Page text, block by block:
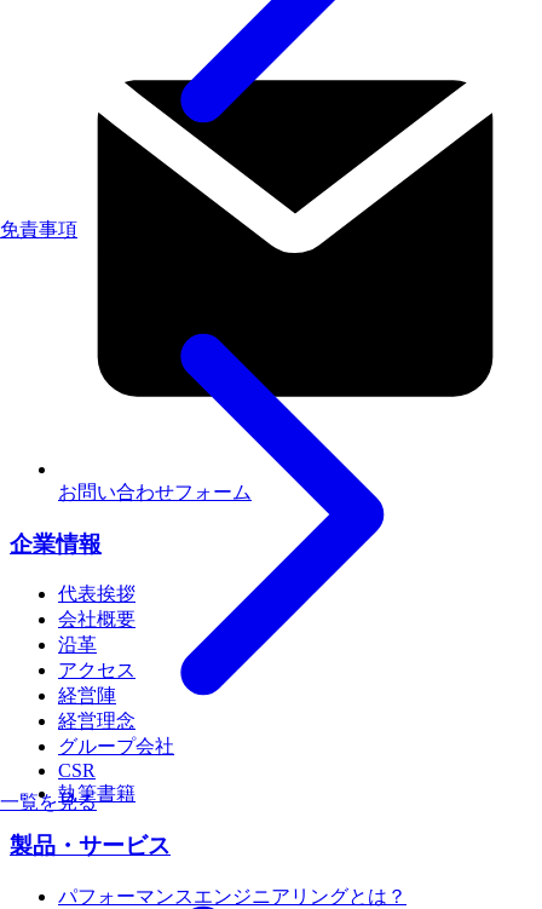
免責事項
一覧を見る
お問い合わせフォーム
企業情報
代表挨拶
会社概要
沿革
アクセス
経営陣
経営理念
グループ会社
CSR
執筆書籍
製品・サービス
パフォーマンスエンジニアリングとは？